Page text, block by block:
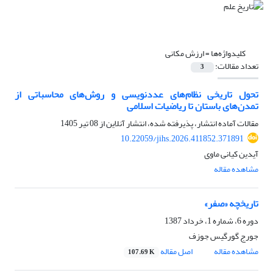
کلیدواژه‌ها =ارزش مکانی
تعداد مقالات: 3
تحول تاریخی نظام‌های عددنویسی و روش‌های محاسباتی از
تمدن‌های باستان تا ریاضیات اسلامی
مقالات آماده انتشار، پذیرفته شده، انتشار آنلاین از08 تیر 1405
10.22059/jihs.2026.411852.371891
آیدین کیانی ماوی
مشاهده مقاله
تاریخچه «صفر»
دوره 6، شماره 1، خرداد 1387
جورج گورگیس جوزف
مشاهده مقاله
اصل مقاله 107.69 K